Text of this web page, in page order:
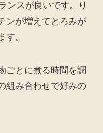
ンスが良いです。り
ンが増えてとろみが
す。
ごとに煮る時間を調
組み合わせで好みの